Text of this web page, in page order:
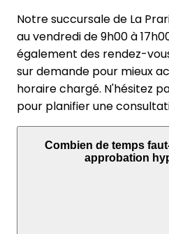
Notre succursale de La
au vendredi de 9h00 à
également des rendez-
sur demande pour mieux
horaire chargé. N'hésitez
pour planifier une
Combien de temps
approbation